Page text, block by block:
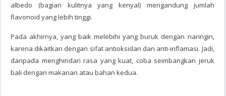
albedo (bagian kulitnya yang kenyal) mengandung jumlah
flavonoid yang lebih tinggi.
Pada akhirnya, yang baik melebihi yang buruk dengan naringin,
karena dikaitkan dengan sifat antioksidan dan anti-inflamasi. Jadi,
daripada menghindari rasa yang kuat, coba seimbangkan jeruk
bali dengan makanan atau bahan kedua.